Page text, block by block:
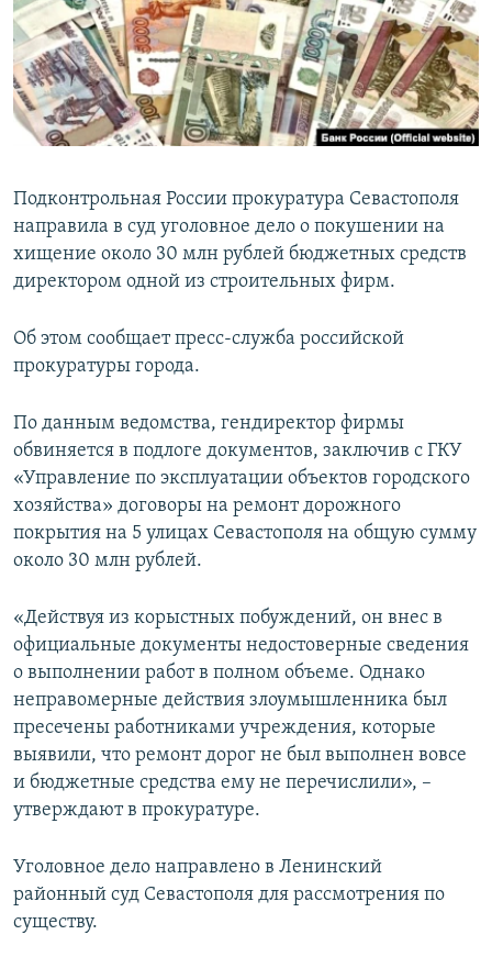
ПОБЕДИТЕЛЕЙ НЕ СУДЯТ?
КРЫМ.НЕПОКОРЕННЫЙ
ELIFBE
УКРАИНСКАЯ ПРОБЛЕМА КРЫМА
ПРИСОЕДИНЯЙТЕСЬ!
Подконтрольная России прокуратура Севастополя
направила в суд уголовное дело о покушении на
хищение около 30 млн рублей бюджетных средств
директором одной из строительных фирм.
Об этом сообщает пресс-служба российской
прокуратуры города.
По данным ведомства, гендиректор фирмы
обвиняется в подлоге документов, заключив с ГКУ
«Управление по эксплуатации объектов городского
хозяйства» договоры на ремонт дорожного
покрытия на 5 улицах Севастополя на общую сумму
около 30 млн рублей.
«Действуя из корыстных побуждений, он внес в
официальные документы недостоверные сведения
о выполнении работ в полном объеме. Однако
неправомерные действия злоумышленника был
пресечены работниками учреждения, которые
выявили, что ремонт дорог не был выполнен вовсе
и бюджетные средства ему не перечислили», –
утверждают в прокуратуре.
Уголовное дело направлено в Ленинский
районный суд Севастополя для рассмотрения по
существу.